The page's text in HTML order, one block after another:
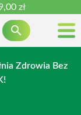
zł

Zdrowia Bez